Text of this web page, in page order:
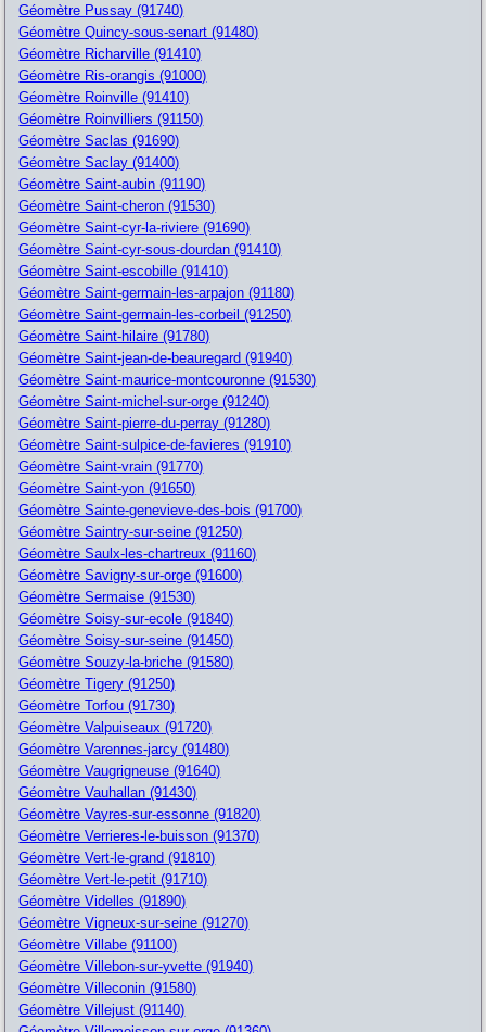
Géomètre Pussay (91740)
Géomètre Quincy-sous-senart (91480)
Géomètre Richarville (91410)
Géomètre Ris-orangis (91000)
Géomètre Roinville (91410)
Géomètre Roinvilliers (91150)
Géomètre Saclas (91690)
Géomètre Saclay (91400)
Géomètre Saint-aubin (91190)
Géomètre Saint-cheron (91530)
Géomètre Saint-cyr-la-riviere (91690)
Géomètre Saint-cyr-sous-dourdan (91410)
Géomètre Saint-escobille (91410)
Géomètre Saint-germain-les-arpajon (91180)
Géomètre Saint-germain-les-corbeil (91250)
Géomètre Saint-hilaire (91780)
Géomètre Saint-jean-de-beauregard (91940)
Géomètre Saint-maurice-montcouronne (91530)
Géomètre Saint-michel-sur-orge (91240)
Géomètre Saint-pierre-du-perray (91280)
Géomètre Saint-sulpice-de-favieres (91910)
Géomètre Saint-vrain (91770)
Géomètre Saint-yon (91650)
Géomètre Sainte-genevieve-des-bois (91700)
Géomètre Saintry-sur-seine (91250)
Géomètre Saulx-les-chartreux (91160)
Géomètre Savigny-sur-orge (91600)
Géomètre Sermaise (91530)
Géomètre Soisy-sur-ecole (91840)
Géomètre Soisy-sur-seine (91450)
Géomètre Souzy-la-briche (91580)
Géomètre Tigery (91250)
Géomètre Torfou (91730)
Géomètre Valpuiseaux (91720)
Géomètre Varennes-jarcy (91480)
Géomètre Vaugrigneuse (91640)
Géomètre Vauhallan (91430)
Géomètre Vayres-sur-essonne (91820)
Géomètre Verrieres-le-buisson (91370)
Géomètre Vert-le-grand (91810)
Géomètre Vert-le-petit (91710)
Géomètre Videlles (91890)
Géomètre Vigneux-sur-seine (91270)
Géomètre Villabe (91100)
Géomètre Villebon-sur-yvette (91940)
Géomètre Villeconin (91580)
Géomètre Villejust (91140)